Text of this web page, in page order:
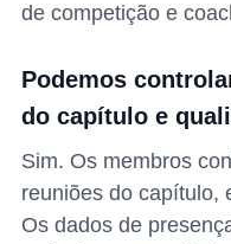
de competição e
Podemos
do capítulo e
Sim. Os membros
reuniões do capítulo,
Os dados de